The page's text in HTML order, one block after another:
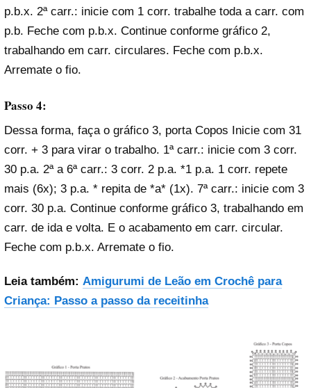
p.b.x. 2ª carr.: inicie com 1 corr. trabalhe toda a carr. com
p.b. Feche com p.b.x. Continue conforme gráfico 2,
trabalhando em carr. circulares. Feche com p.b.x.
Arremate o fio.
Passo 4:
Dessa forma, faça o gráfico 3, porta Copos Inicie com 31
corr. + 3 para virar o trabalho. 1ª carr.: inicie com 3 corr.
30 p.a. 2ª a 6ª carr.: 3 corr. 2 p.a. *1 p.a. 1 corr. repete
mais (6x); 3 p.a. * repita de *a* (1x). 7ª carr.: inicie com 3
corr. 30 p.a. Continue conforme gráfico 3, trabalhando em
carr. de ida e volta. E o acabamento em carr. circular.
Feche com p.b.x. Arremate o fio.
Leia também: Amigurumi de Leão em Crochê para
Criança: Passo a passo da receitinha